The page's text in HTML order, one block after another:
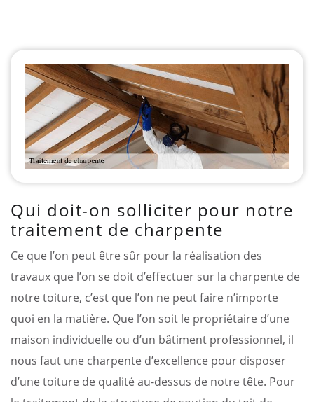
Qui doit-on solliciter pour notre
traitement de charpente
Ce que l’on peut être sûr pour la réalisation des
travaux que l’on se doit d’effectuer sur la charpente de
notre toiture, c’est que l’on ne peut faire n’importe
quoi en la matière. Que l’on soit le propriétaire d’une
maison individuelle ou d’un bâtiment professionnel, il
nous faut une charpente d’excellence pour disposer
d’une toiture de qualité au-dessus de notre tête. Pour